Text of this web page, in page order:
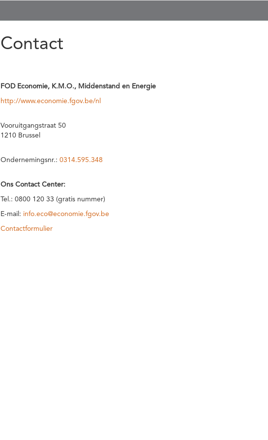
Contact
FOD Economie, K.M.O., Middenstand en Energie
http://www.economie.fgov.be/nl
Vooruitgangstraat 50
1210 Brussel
Ondernemingsnr.: 0314.595.348
Ons Contact Center:
Tel.: 0800 120 33 (gratis nummer)
E-mail: info.eco@economie.fgov.be
Contactformulier